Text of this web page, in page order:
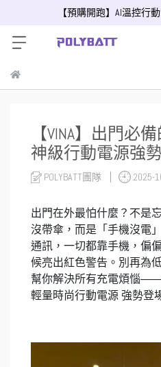
【預購開跑】AI溫控行
【VINA】出門必備
神級行動電源強
POLYBATT團隊 2025-
出門在外最怕什麼？不是
沒帶傘，而是「手機沒電
通訊，一切都靠手機，偏
候亮出紅色警告。別再為
幫你解決所有充電煩惱
輕量時尚行動電源 強勢登